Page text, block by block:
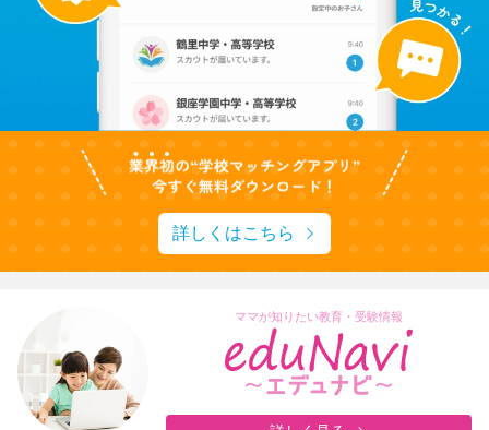
詳しくはこちら
ママが知りたい教育・受験情報